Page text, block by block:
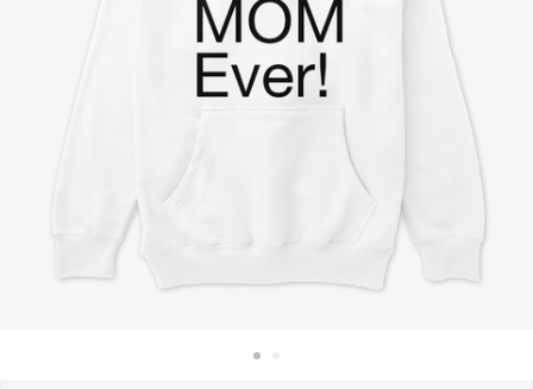
Venda em todo lugar
Venda qualquer coisa